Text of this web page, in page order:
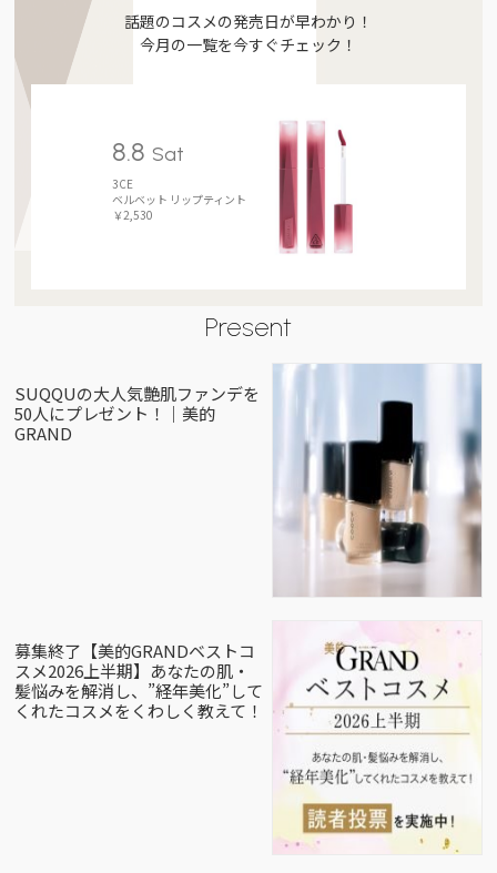
話題のコスメの発売日が早わかり！
今月の一覧を今すぐチェック！
8.8 Sat
3CE
ベルベット リップティント
￥2,530
Present
SUQQUの大人気艶肌ファンデを
50人にプレゼント！｜美的
GRAND
募集終了【美的GRANDベストコ
スメ2026上半期】あなたの肌・
髪悩みを解消し、”経年美化”して
くれたコスメをくわしく教えて！